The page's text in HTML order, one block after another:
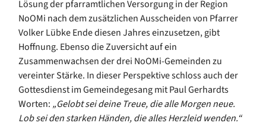
Lösung der pfarramtlichen Versorgung in der Region
NoOMi nach dem zusätzlichen Ausscheiden von Pfarrer
Volker Lübke Ende diesen Jahres einzusetzen, gibt
Hoffnung. Ebenso die Zuversicht auf ein
Zusammenwachsen der drei NoOMi-Gemeinden zu
vereinter Stärke. In dieser Perspektive schloss auch der
Gottesdienst im Gemeindegesang mit Paul Gerhardts
Worten:„Gelobt sei deine Treue, die alle Morgen neue.
Lob sei den starken Händen, die alles Herzleid wenden.“